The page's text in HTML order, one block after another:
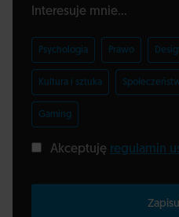
Interesuje mnie...
Psychologia Prawo
Kultura i sztuka
Gaming
Akceptuję regulamin